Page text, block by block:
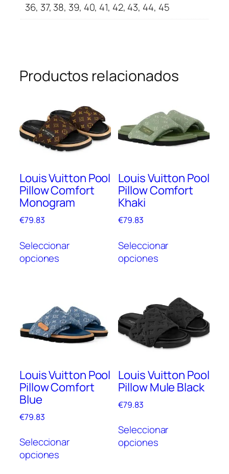
36, 37, 38, 39, 40, 41, 42, 43, 44, 45
Productos relacionados
Louis Vuitton Pool
Pillow Comfort
Monogram
€79.83
Seleccionar
opciones
producto
tiene
opciones
se
pueden
página
de
Louis Vuitton Pool
Pillow Comfort
Khaki
€79.83
Seleccionar
opciones
se
Louis Vuitton Pool
Pillow Comfort
Blue
€79.83
Seleccionar
opciones
Este
producto
Louis Vuitton Pool
Pillow Mule Black
€79.83
Seleccionar
opciones